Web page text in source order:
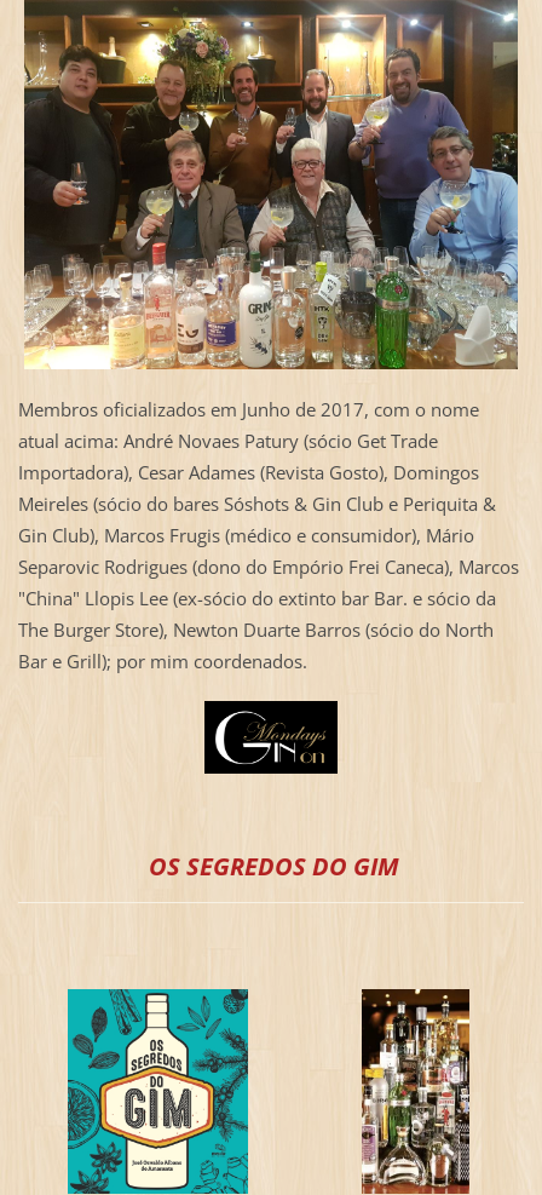
Membros oficializados em Junho de 2017, com o nome
atual acima: André Novaes Patury (sócio Get Trade
Importadora), Cesar Adames (Revista Gosto), Domingos
Meireles (sócio do bares Sóshots & Gin Club e Periquita &
Gin Club), Marcos Frugis (médico e consumidor), Mário
Separovic Rodrigues (dono do Empório Frei Caneca), Marcos
"China" Llopis Lee (ex-sócio do extinto bar Bar. e sócio da
The Burger Store), Newton Duarte Barros (sócio do North
Bar e Grill); por mim coordenados.
OS SEGREDOS DO GIM